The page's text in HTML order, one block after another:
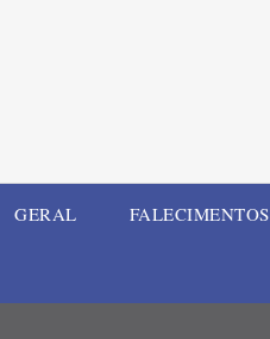
GERAL FALECIMENTOS